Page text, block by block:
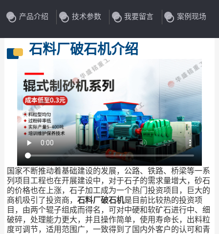
产品介绍 技术参数 我要留言 案例现场
石料厂破石机介绍
国家不断推动着基础建设的发展，公路、铁路、桥梁等一系
列项目工程也在开展建设中，对于石子的需求量增大，砂石
的价格也在上涨，石子加工成为一个热门投资项目，巨大的
商机吸引了投资商， 石料厂破石机是目前比较热的投资项
目，由两个辊子组成而得名，可对中硬和软矿石进行中、细
破碎，处理能力更大，并且操作简单，使用寿命长，出料粒
度可调节，适用范围广，一致得到了国内外客户的认可和青